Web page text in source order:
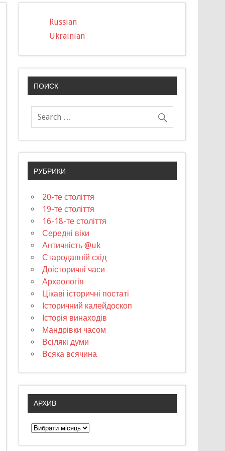
Russian
Ukrainian
ПОИСК
РУБРИКИ
20-те століття
19-те століття
16-18-те століття
Середні віки
Античність @uk
Стародавній схід
Доісторичні часи
Археологія
Цікаві історичні постаті
Історичний калейдоскоп
Історія винаходів
Мандрівки часом
Всілякі думи
Всяка всячина
АРХИВ
А
р
х